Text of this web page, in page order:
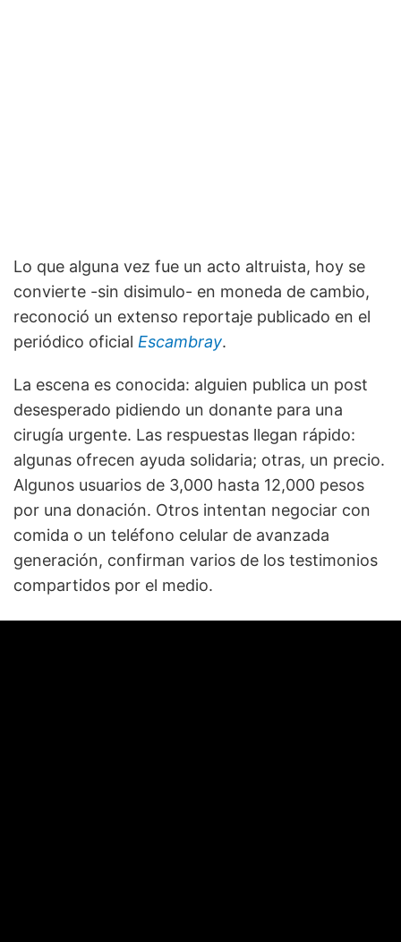
Lo que alguna vez fue un acto altruista, hoy se
convierte -sin disimulo- en moneda de cambio,
reconoció un extenso reportaje publicado en el
periódico oficial Escambray.
La escena es conocida: alguien publica un post
desesperado pidiendo un donante para una
cirugía urgente. Las respuestas llegan rápido:
algunas ofrecen ayuda solidaria; otras, un precio.
Algunos usuarios de 3,000 hasta 12,000 pesos
por una donación. Otros intentan negociar con
comida o un teléfono celular de avanzada
generación, confirman varios de los testimonios
compartidos por el medio.